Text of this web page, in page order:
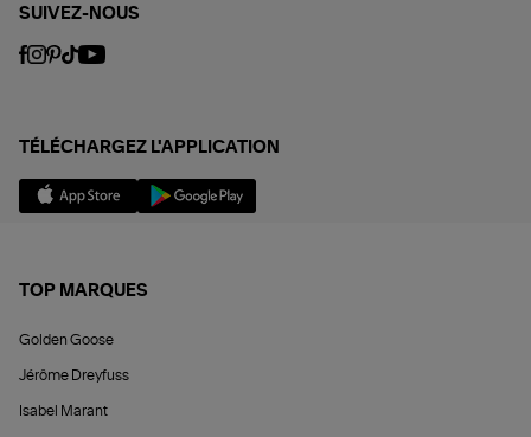
SUIVEZ-NOUS
TÉLÉCHARGEZ L'APPLICATION
TOP MARQUES
Golden Goose
Jérôme Dreyfuss
Isabel Marant